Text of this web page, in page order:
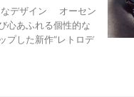
なデザイン オーセン
心あふれる個性的な
プした新作“レトロデ